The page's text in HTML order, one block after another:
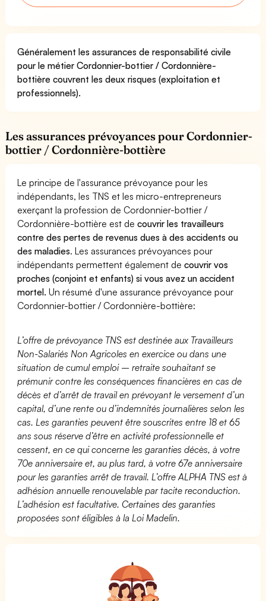
Généralement les assurances de responsabilité civile
pour le métier Cordonnier-bottier / Cordonnière-
bottière couvrent les deux risques (exploitation et
professionnels).
Les assurances prévoyances pour Cordonnier-
bottier / Cordonnière-bottière
Le principe de l'assurance prévoyance pour les
indépendants, les TNS et les micro-entrepreneurs
exerçant la profession de Cordonnier-bottier /
Cordonnière-bottière est decouvrir les travailleurs
contre des pertes de revenus dues à des accidents ou
des maladies. Les assurances prévoyances pour
indépendants permettent également decouvrir vos
proches (conjoint et enfants) si vous avez un accident
mortel. Un résumé d'une assurance prévoyance pour
Cordonnier-bottier / Cordonnière-bottière:
L’offre de prévoyance TNS est destinée aux Travailleurs
Non-Salariés Non Agricoles en exercice ou dans une
situation de cumul emploi – retraite souhaitant se
prémunir contre les conséquences financières en cas de
décès et d’arrêt de travail en prévoyant le versement d’un
capital, d’une rente ou d’indemnités journalières selon les
cas. Les garanties peuvent être souscrites entre 18 et 65
ans sous réserve d’être en activité professionnelle et
cessent, en ce qui concerne les garanties décès, à votre
70e anniversaire et, au plus tard, à votre 67e anniversaire
pour les garanties arrêt de travail. L’offre ALPHA TNS est à
adhésion annuelle renouvelable par tacite reconduction.
L’adhésion est facultative. Certaines des garanties
proposées sont éligibles à la Loi Madelin.